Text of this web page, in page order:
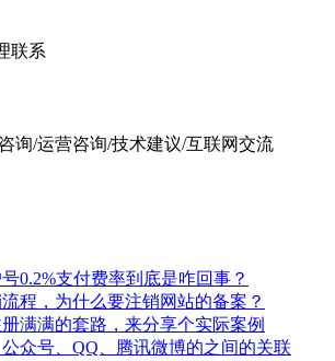
询/运营咨询/技术建议/互联网交流
0.2%支付费率到底是咋回事？
程，为什么要注销网站的备案？
满满的套路，来分享个实际案例
众号、QQ、腾讯微博的之间的关联